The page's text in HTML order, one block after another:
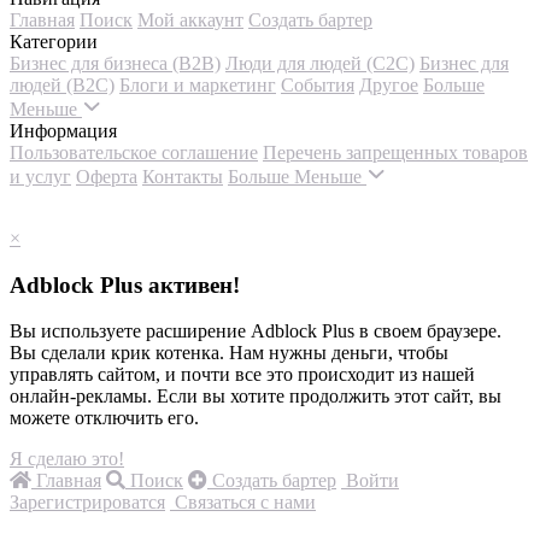
Главная Поиск Мой аккаунт Создать бартер
Категории
Бизнес для бизнеса (B2B) Люди для людей (С2С) Бизнес для
людей (B2C) Блоги и маркетинг События Другое Больше
Меньше
Информация
Пользовательское соглашение Перечень запрещенных товаров
и услуг Оферта Контакты Больше Меньше
×
Adblock Plus активен!
Вы используете расширение Adblock Plus в своем браузере.
Вы сделали крик котенка. Нам нужны деньги, чтобы
управлять сайтом, и почти все это происходит из нашей
онлайн-рекламы. Если вы хотите продолжить этот сайт, вы
можете отключить его.
Я сделаю это!
Главная
Поиск Создать бартер Войти
Зарегистрироватся Связаться с нами